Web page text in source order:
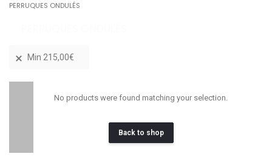
PERRUQUES ONDULÉS
Min 215,00€
No products were found matching your selection.
Back to shop